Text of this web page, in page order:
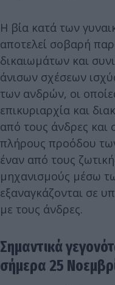
Η βία κατά των
αποτελεί σοβαρή
δικαιωμάτων και
άνισων σχέσεων
των ανδρών, οι
επικυριαρχία και
από τους άνδρες
πλήρους προόδου
έναν από τους
μηχανισμούς μέσω
εξαναγκάζονται σε
με τους άνδρες.
Σημαντικά
σήμερα 25